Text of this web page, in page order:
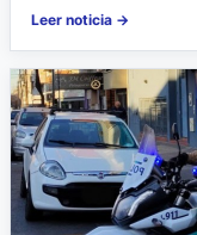
Leer noticia →